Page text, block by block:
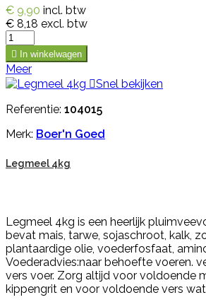
€ 9,90 incl. btw
€ 8,18 excl. btw
 In winkelwagen
Meer
Snel bekijken
Referentie: 104015
Merk: Boer'n Goed
Legmeel 4kg
Legmeel 4kg is een heerlijk
bevat mais, tarwe, sojaschroot, kalk,
plantaardige olie, voederfosfaat,
Voederadvies:naar behoefte voeren.
vers voer. Zorg altijd voor voldoende
kippengrit en voor voldoende vers